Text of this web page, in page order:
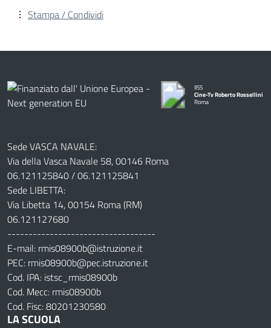
Stampa / Condividi
IISS
Cine-Tv Roberto Rossellini
Roma
Sede VASCA NAVALE:
Via della Vasca Navale 58, 00146 Roma
06.121125840 / 06.121125841
Sede LIBETTA:
Via Libetta 14, 00154 Roma (RM)
06.121127680
-----------------------------------
E-mail: rmis08900b@istruzione.it
PEC: rmis08900b@pec.istruzione.it
Cod. IPA: istsc_rmis08900b
Cod. Mecc: rmis08900b
Cod. Fisc: 80201230580
LA SCUOLA